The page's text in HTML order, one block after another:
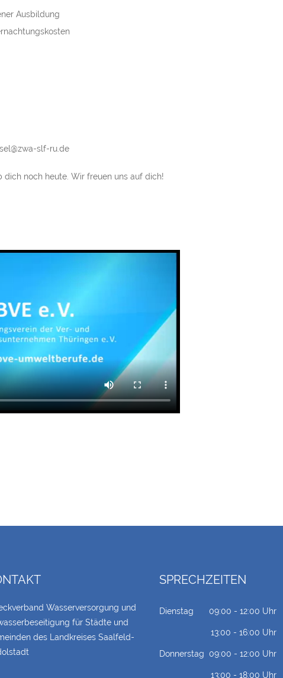
Ausbildung
slf-ru.de
dich noch heute. Wir freuen uns auf dich!
Wasserversorgung und
für Städte und
des Landkreises Saalfeld-
SPRECHZEITEN
Dienstag 09:00 - 12:00 Uhr
13:00 - 16:00 Uhr
Donnerstag 09:00 - 12:00 Uhr
13:00 - 18:00 Uhr